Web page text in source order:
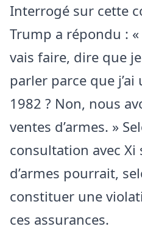
Interrogé sur cette
Trump a répondu : «
vais faire, dire que
parler parce que
1982 ? Non, nous
ventes d’armes. »
consultation avec Xi
d’armes pourrait,
constituer une
ces assurances.